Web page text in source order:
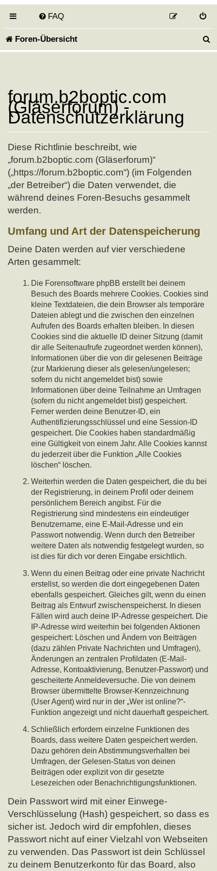
FAQ
Foren-Übersicht
forum.b2boptic.com
(Gläserforum) -
Datenschutzerklärung
Diese Richtlinie beschreibt, wie
„forum.b2boptic.com (Gläserforum)“
(„https://forum.b2boptic.com“) (im Folgenden
„der Betreiber“) die Daten verwendet, die
während deines Foren-Besuchs gesammelt
werden.
Umfang und Art der Datenspeicherung
Deine Daten werden auf vier verschiedene
Arten gesammelt:
Die Forensoftware phpBB erstellt bei deinem
Besuch des Boards mehrere Cookies. Cookies sind
kleine Textdateien, die dein Browser als temporäre
Dateien ablegt und die zwischen den einzelnen
Aufrufen des Boards erhalten bleiben. In diesen
Cookies sind die aktuelle ID deiner Sitzung (damit
dir alle Seitenaufrufe zugeordnet werden können),
Informationen über die von dir gelesenen Beiträge
(zur Markierung dieser als gelesen/ungelesen;
sofern du nicht angemeldet bist) sowie
Informationen über deine Teilnahme an Umfragen
(sofern du nicht angemeldet bist) gespeichert.
Ferner werden deine Benutzer-ID, ein
Authentifizierungsschlüssel und eine Session-ID
gespeichert. Die Cookies haben standardmäßig
eine Gültigkeit von einem Jahr. Alle Cookies kannst
du jederzeit über die Funktion „Alle Cookies
löschen“ löschen.
Weiterhin werden die Daten gespeichert, die du bei
der Registrierung, in deinem Profil oder deinem
persönlichem Bereich angibst. Für die
Registrierung sind mindestens ein eindeutiger
Benutzername, eine E-Mail-Adresse und ein
Passwort notwendig. Wenn durch den Betreiber
weitere Daten als notwendig festgelegt wurden, so
ist dies für dich vor deren Eingabe ersichtlich.
Wenn du einen Beitrag oder eine private Nachricht
erstellst, so werden die dort eingegebenen Daten
ebenfalls gespeichert. Gleiches gilt, wenn du einen
Beitrag als Entwurf zwischenspeicherst. In diesen
Fällen wird auch deine IP-Adresse gespeichert. Die
IP-Adresse wird weiterhin bei folgenden Aktionen
gespeichert: Löschen und Ändern von Beiträgen
(dazu zählen Private Nachrichten und Umfragen),
Änderungen an zentralen Profildaten (E-Mail-
Adresse, Kontoaktivierung, Benutzer-Passwort) und
gescheiterte Anmeldeversuche. Die von deinem
Browser übermittelte Browser-Kennzeichnung
(User Agent) wird nur in der „Wer ist online?“-
Funktion angezeigt und nicht dauerhaft gespeichert.
Schließlich erfordern einzelne Funktionen des
Boards, dass weitere Daten gespeichert werden.
Dazu gehören dein Abstimmungsverhalten bei
Umfragen, der Gelesen-Status von deinen
Beiträgen oder explizit von dir gesetzte
Lesezeichen oder Benachrichtigungsfunktionen.
Dein Passwort wird mit einer Einwege-
Verschlüsselung (Hash) gespeichert, so dass es
sicher ist. Jedoch wird dir empfohlen, dieses
Passwort nicht auf einer Vielzahl von Webseiten
zu verwenden. Das Passwort ist dein Schlüssel
zu deinem Benutzerkonto für das Board, also